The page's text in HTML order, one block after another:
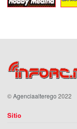
©Agenciaalterego 2022
Sitio